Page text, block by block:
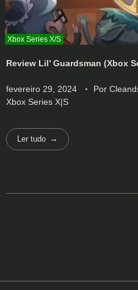
Review Lil’ Guardsman (Xbox
fevereiro 29, 2024 Por
Xbox Series X|S
Ler tudo